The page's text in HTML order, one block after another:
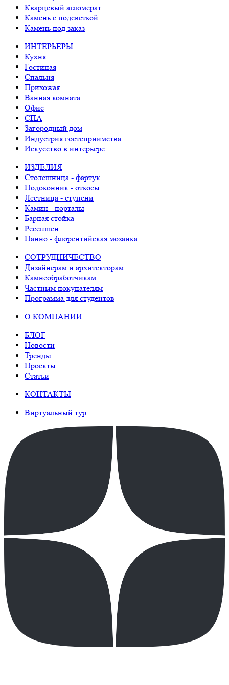
Кварцевый агломерат
Камень с подсветкой
Камень под заказ
ИНТЕРЬЕРЫ
Кухня
Гостиная
Спальня
Прихожая
Ванная комната
Офис
СПА
Загородный дом
Индустрия гостеприимства
Искусство в интерьере
ИЗДЕЛИЯ
Столешница - фартук
Подоконник - откосы
Лестница - ступени
Камин - порталы
Барная стойка
Ресепшен
Панно - флорентийская мозаика
СОТРУДНИЧЕСТВО
Дизайнерам и архитекторам
Камнеобработчикам
Частным покупателям
Программа для студентов
О КОМПАНИИ
БЛОГ
Новости
Тренды
Проекты
Статьи
КОНТАКТЫ
Виртуальный тур